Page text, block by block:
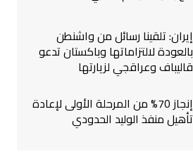
إيران: تلقينا رسائل من واشنطن
بالعودة لالتزاماتها وباكستان تدعو
قاليباف وعراقجي لزيارتها
إنجاز 70% من المرحلة الأولى لإعادة
تأهيل منفذ الوليد الحدودي